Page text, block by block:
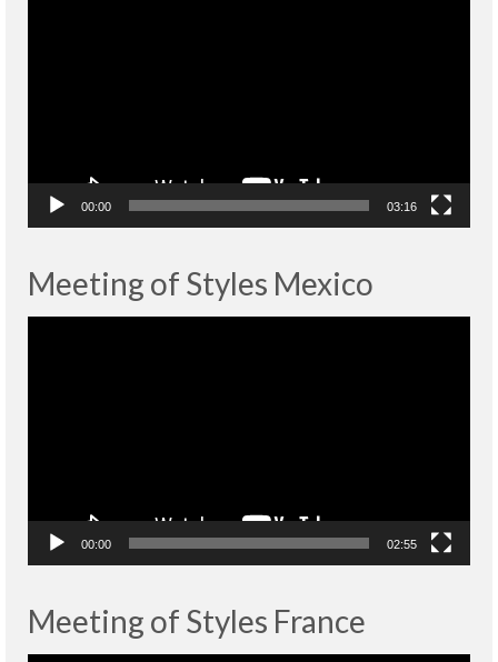
00:00 03:16
Meeting of Styles Mexico
00:00 02:55
Meeting of Styles France